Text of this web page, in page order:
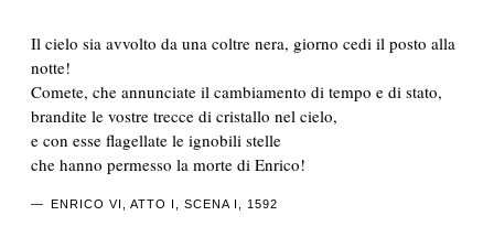
Il cielo sia avvolto da una coltre nera, giorno cedi il posto alla
notte!
Comete, che annunciate il cambiamento di tempo e di stato,
brandite le vostre trecce di cristallo nel cielo,
e con esse flagellate le ignobili stelle
che hanno permesso la morte di Enrico!
ENRICO VI, ATTO I, SCENA I, 1592